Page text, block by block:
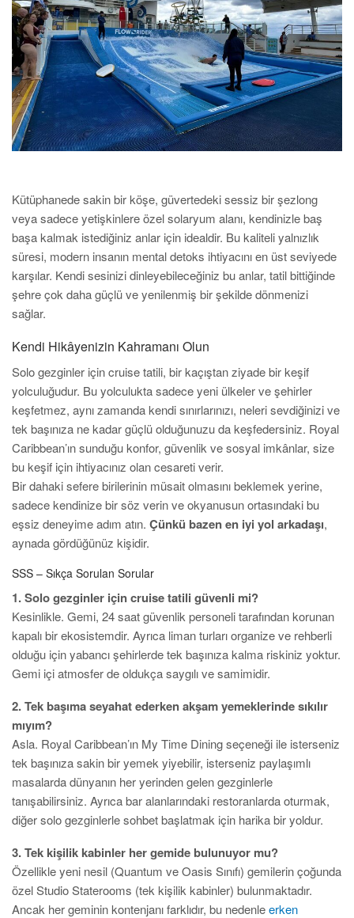
Kütüphanede sakin bir köşe, güvertedeki sessiz bir şezlong
veya sadece yetişkinlere özel solaryum alanı, kendinizle baş
başa kalmak istediğiniz anlar için idealdir. Bu kaliteli yalnızlık
süresi, modern insanın mental detoks ihtiyacını en üst seviyede
karşılar. Kendi sesinizi dinleyebileceğiniz bu anlar, tatil bittiğinde
şehre çok daha güçlü ve yenilenmiş bir şekilde dönmenizi
sağlar.
Kendi Hikâyenizin Kahramanı Olun
Solo gezginler için cruise tatili, bir kaçıştan ziyade bir keşif
yolculuğudur. Bu yolculukta sadece yeni ülkeler ve şehirler
keşfetmez, aynı zamanda kendi sınırlarınızı, neleri sevdiğinizi ve
tek başınıza ne kadar güçlü olduğunuzu da keşfedersiniz. Royal
Caribbean’ın sunduğu konfor, güvenlik ve sosyal imkânlar, size
bu keşif için ihtiyacınız olan cesareti verir.
Bir dahaki sefere birilerinin müsait olmasını beklemek yerine,
sadece kendinize bir söz verin ve okyanusun ortasındaki bu
eşsiz deneyime adım atın. Çünkü bazen en iyi yol arkadaşı,
aynada gördüğünüz kişidir.
SSS – Sıkça Sorulan Sorular
1. Solo gezginler için cruise tatili güvenli mi?
Kesinlikle. Gemi, 24 saat güvenlik personeli tarafından korunan
kapalı bir ekosistemdir. Ayrıca liman turları organize ve rehberli
olduğu için yabancı şehirlerde tek başınıza kalma riskiniz yoktur.
Gemi içi atmosfer de oldukça saygılı ve samimidir.
2. Tek başıma seyahat ederken akşam yemeklerinde sıkılır
mıyım?
Asla. Royal Caribbean’ın My Time Dining seçeneği ile isterseniz
tek başınıza sakin bir yemek yiyebilir, isterseniz paylaşımlı
masalarda dünyanın her yerinden gelen gezginlerle
tanışabilirsiniz. Ayrıca bar alanlarındaki restoranlarda oturmak,
diğer solo gezginlerle sohbet başlatmak için harika bir yoldur.
3. Tek kişilik kabinler her gemide bulunuyor mu?
Özellikle yeni nesil (Quantum ve Oasis Sınıfı) gemilerin çoğunda
özel Studio Staterooms (tek kişilik kabinler) bulunmaktadır.
Ancak her geminin kontenjanı farklıdır, bu nedenleerken